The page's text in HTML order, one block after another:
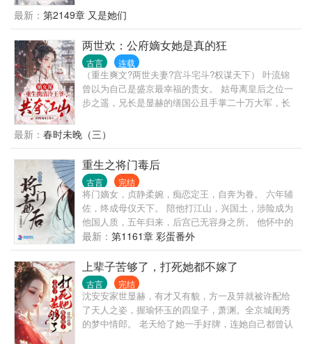
全都不会有。 而帝王年轻俊美，后位空悬，入宫的女
住，只求荣华富贵，不求一丝真情。 一品诰命夫人，
哪比得上母仪天下？这一世，这泼天的富贵，就让她
来享吧！ 然而沈知念渐渐发现，后宫居然还有穿书
女，和身负系统的攻略者。 无所谓，都刀了！ 可是谁
能告诉她，为什么帝王看她的眼神，越来越不对劲
空间，如何报仇拿回属于自己的东西，搅动这大陆风
云……
最新： 第2149章 又是她们
两世欢：公府嫡女她是真的狂
古言 连载
（重生爽文?两世夫妻?宫斗宅斗?权谋天下） 叶流锦
曾以为自己是盛京最幸福的贵女。 姑母离皇后之位一
步之遥，兄长是显赫的缮国公且手掌二十万大军，长
被赐婚给姑母所生的三皇子。 直到那年，姑母横死，
兄长暴毙，长姐一尸两命，她才知道这一切都是惊天
的阴谋。 疼她入骨的姑母，被皇帝设计替别人养儿
子，自己的亲生骨肉不知所踪！ 风光霁月的兄长，被
白眼狼三皇子和恶毒缮国公府二房联手残害。 英姿飒
爽的长姐，被所嫁夫家勒死表忠心。 青梅竹马的三皇
子，早就与昔日闺中好友有了私情。 家破人亡后，她
更是受尽折磨，即将被嫁给一个年过半百、酗酒斗殴
的城门守卫。 重生后 三皇子对她说，“你若识相，便
算什么东西，也配和我成亲。” 仇人要杀，国公府要清
理。 还有那个前世愿意用江山换她性命的人......这一
次，换她来助他。 - 萧昭衍：“锦儿，我们白头偕老了
么？我们儿孙满堂了么？” 叶流锦：“我们白头偕老，
儿孙满堂，相伴一生。” 可实际上，并没有。 她不敢
最新： 春时未晚（三）
重生之将门毒后
古言 完结
将门嫡女，贞静柔婉，痴恋定王，自奔为眷。 六年辅
佐，终成母仪天下。 陪他打江山，兴国土，涉险成为
他国人质，五年归来，后宫已无容身之所。 他怀中的
美人笑容明艳：“姐姐，江山定了，你也该退了。” 女
儿惨死，太子被废。沈家满门忠烈，无一幸免。一朝
倾覆，子丧族亡！ 沈妙怎么也没想到，患难夫妻，相
互扶持，不过是一场逢场作戏的笑话！ 他道：“看在你
跟了朕二十年，赐你全尸，谢恩吧。” 三尺白绫下，沈
妙立下毒誓：是日何时丧，予与汝皆亡！ 重生回十四
岁那年，悲剧未生，亲人还在，她还是那个温柔雅静
的将门嫡女。 极品亲戚包藏祸心，堂姐堂妹恶毒无
最新： 第1161章 彩蛋番外
上辈子苦够了，打死她都不嫁了
古言 完结
沈安安家世显赫，有才又有貌，方一及笄就被许配给
了天人之姿，握瑜怀玉的四皇子，萧渊。全京城闺秀
的梦中情郎。 老天给了她一手好牌，连她自己都曾认